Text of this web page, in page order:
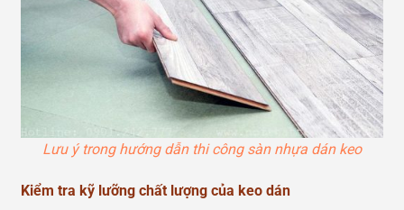
Lưu ý trong hướng dẫn thi công sàn nhựa dán keo
Kiểm tra kỹ lưỡng chất lượng của keo dán